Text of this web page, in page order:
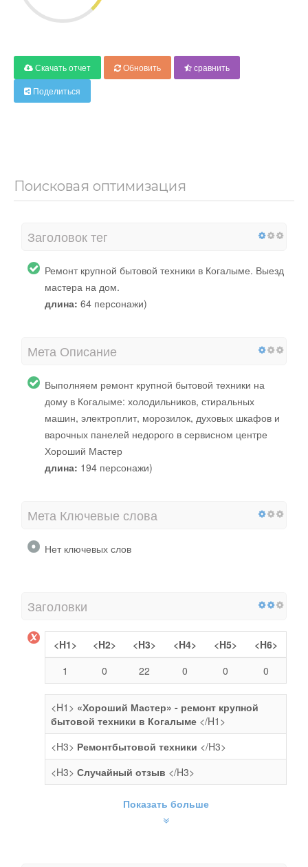
Скачать отчет Обновить
сравнить
Поделиться
Поисковая оптимизация
Заголовок тег
Ремонт крупной бытовой техники в Когалыме. Выезд
мастера на дом.
длина: 64 персонажи)
Мета Описание
Выполняем ремонт крупной бытовой техники на
дому в Когалыме: холодильников, стиральных
машин, электроплит, морозилок, духовых шкафов и
варочных панелей недорого в сервисном центре
Хороший Мастер
длина: 194 персонажи)
Мета Ключевые слова
Нет ключевых слов
Заголовки
<H1> <H2> <H3> <H4> <H5>
<H6>
1
0 22 0 0 0
<H1> «Хороший Мастер» - ремонт крупной
бытовой техники в Когалыме </H1>
<H3> Ремонтбытовой техники </H3>
<H3> Случайный отзыв </H3>
Показать больше